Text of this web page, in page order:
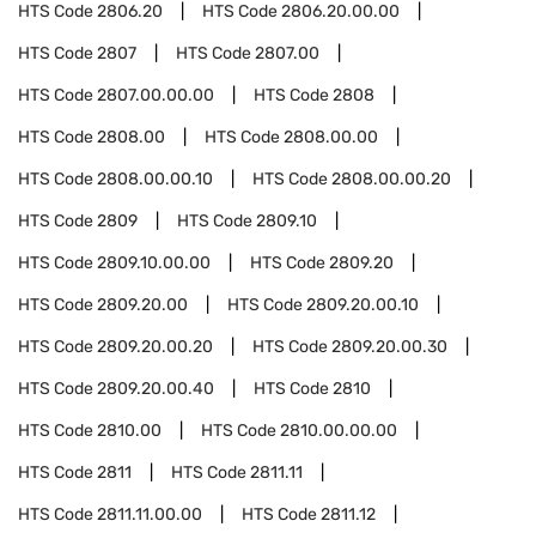
HTS Code2806.20 HTS Code2806.20.00.00
HTS Code2807 HTS Code2807.00
HTS Code2807.00.00.00 HTS Code2808
HTS Code2808.00 HTS Code2808.00.00
HTS Code2808.00.00.10 HTS Code2808.00.00.20
HTS Code2809 HTS Code2809.10
HTS Code2809.10.00.00 HTS Code2809.20
HTS Code2809.20.00 HTS Code2809.20.00.10
HTS Code2809.20.00.20 HTS Code2809.20.00.30
HTS Code2809.20.00.40 HTS Code2810
HTS Code2810.00 HTS Code2810.00.00.00
HTS Code2811 HTS Code2811.11
HTS Code2811.11.00.00 HTS Code2811.12